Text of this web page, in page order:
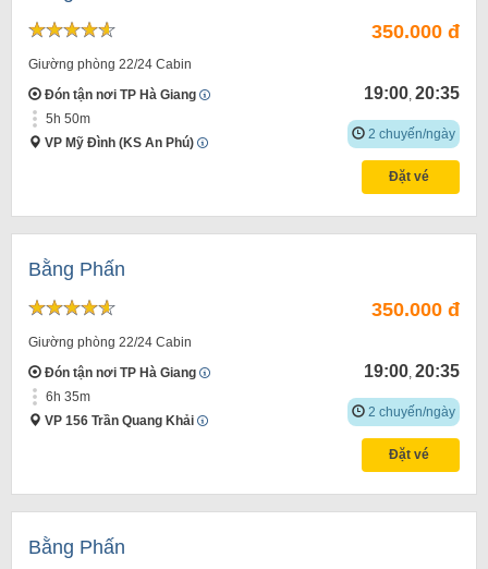
Giường phòng 22/24 Cabin
Đón tận nơi TP Hà Giang
5h 50m
VP Mỹ Đình (KS An Phú)
350.000 đ
19:00 20:35
2 chuyến/ngày
Đặt vé
Bằng Phấn
Giường phòng 22/24 Cabin
Đón tận nơi TP Hà Giang
6h 35m
VP 156 Trần Quang Khải
350.000 đ
19:00 20:35
2 chuyến/ngày
Đặt vé
Bằng Phấn